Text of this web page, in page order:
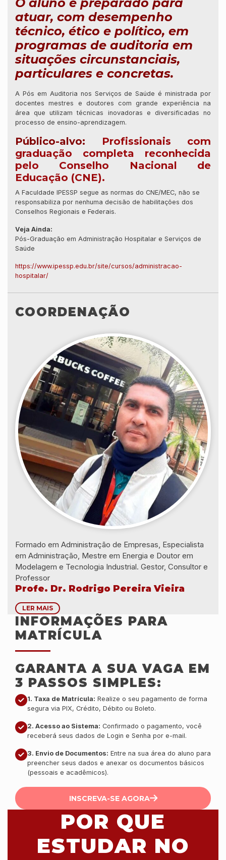
atuar, com desempenho
técnico, ético e político, em
programas de auditoria em
situações circunstanciais,
particulares e concretas.
A Pós em Auditoria nos Serviços de Saúde é ministrada por
docentes mestres e doutores com grande experiência na
área que utilizam técnicas inovadoras e diversificadas no
processo de ensino-aprendizagem.
Público-alvo:
Profissionais com
graduação completa reconhecida
pelo Conselho Nacional de
Educação (CNE).
A Faculdade IPESSP segue as normas do CNE/MEC, não se
responsabiliza por nenhuma decisão de habilitações dos
Conselhos Regionais e Federais.
Veja Ainda:
Pós-Graduação em Administração Hospitalar e Serviços de
Saúde
https://www.ipessp.edu.br/site/cursos/administracao-
hospitalar/
COORDENAÇÃO
Formado em Administração de Empresas, Especialista
em Administração, Mestre em Energia e Doutor em
Modelagem e Tecnologia Industrial. Gestor, Consultor e
Professor
Profe. Dr. Rodrigo Pereira Vieira
LER MAIS
INFORMAÇÕES PARA
MATRÍCULA
GARANTA A SUA VAGA EM
3 PASSOS SIMPLES:
1. Taxa de Matrícula: Realize o seu pagamento de forma
segura via PIX, Crédito, Débito ou Boleto.
2. Acesso ao Sistema: Confirmado o pagamento, você
receberá seus dados de Login e Senha por e-mail.
3. Envio de Documentos: Entre na sua área do aluno para
preencher seus dados e anexar os documentos básicos
(pessoais e acadêmicos).
INSCREVA-SE AGORA
POR QUE
ESTUDAR NO